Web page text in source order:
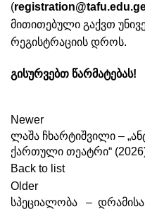
(
მითითებული გაქვთ
რეგისტრაციის დროს.
გისურვებთ წარმატებას!
Newer
ლაშა ჩხარტიშვილი –
ქართული თეატრი“
Back to list
Older
სპეციალობა – დრამისა